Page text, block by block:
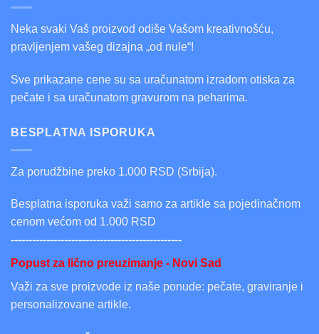
Neka svaki Vaš proizvod odiše Vašom kreativnošću,
pravljenjem vašeg dizajna „od nule“!
Sve prikazane cene su sa uračunatom izradom otiska za
pečate i sa uračunatom gravurom na peharima.
BESPLATNA ISPORUKA
Za porudžbine preko 1.000 RSD (Srbija).
Besplatna isporuka važi samo za artikle sa pojedinačnom
cenom većom od 1.000 RSD
------------------------------------------------
Popust za lično preuzimanje - Novi Sad
Važi za sve proizvode iz naše ponude: pečate, graviranje i
personalizovane artikle.